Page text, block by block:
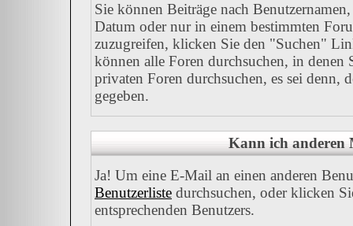
Sie können Beiträge nach
Datum oder nur in einem bestimmten
zuzugreifen, klicken Sie den "Suchen"
können alle Foren durchsuchen, in
privaten Foren durchsuchen, es sei denn,
gegeben.
Kann ich anderen
Ja! Um eine E-Mail an einen anderen
Benutzerliste durchsuchen, oder klicken
entsprechenden Benutzers.